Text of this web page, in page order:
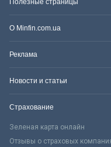
О Minfin.com.ua
Реклама
Новости и статьи
Страхование
Зеленая карта онлайн
Отзывы о страховых